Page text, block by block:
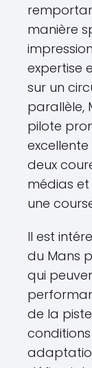
manière
expertise
sur un
parallèle,
pilote
deux
médias
une
Il est
du Mans
qui
de la